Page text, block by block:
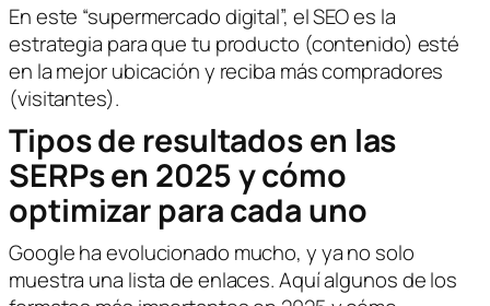
En este “supermercado digital”, el SEO es la
estrategia para que tu producto (contenido) esté
en la mejor ubicación y reciba más compradores
(visitantes).
Tipos de resultados en las
SERPs en 2025 y cómo
optimizar para cada uno
Google ha evolucionado mucho, y ya no solo
muestra una lista de enlaces. Aquí algunos de los